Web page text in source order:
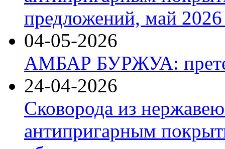
предложений, май 2026
04-05-2026
АМБАР БУРЖУА:
24-04-2026
Сковорода из
антипригарным